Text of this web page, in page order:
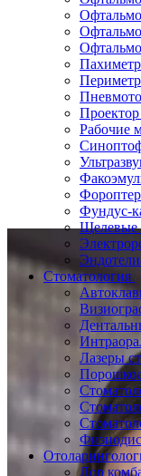
Проектор
Рабочие
Фундус-
Щелевые
Стоматология
Лазеры
Лор